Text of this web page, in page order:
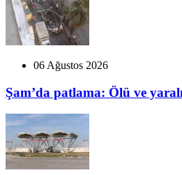
06 Ağustos 2026
Şam’da patlama: Ölü ve